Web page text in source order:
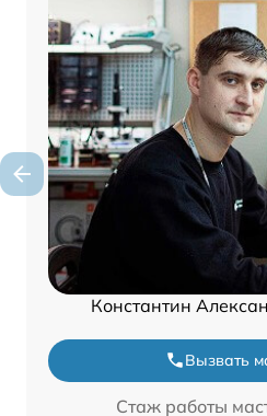
Константин
Вызвать
Стаж работы